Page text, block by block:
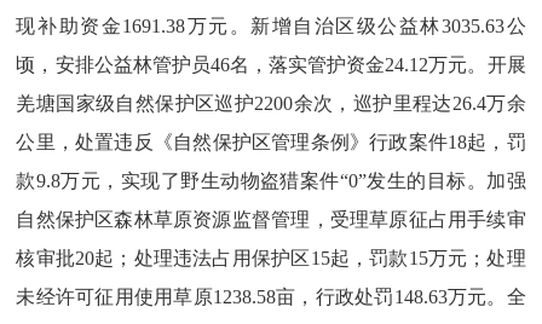
现补助资金1691.38万元。新增自治区级公益林3035.63公
顷，安排公益林管护员46名，落实管护资金24.12万元。 开展
羌塘国家级自然保护区巡护2200余次，巡护里程达26.4万余
公里 ，处置违反《自然保护区管理条例》行政案件18起，罚
款9.8万元 ，实现了野生动物盗猎案件“0”发生的目标。加强
自然保护区森林草原资源监督管理，受理草原征占用手续审
核审批20起；处理违法占用保护区15起，罚款15万元；处理
未经许可征用使用草原1238.58亩，行政处罚148.63万元。全